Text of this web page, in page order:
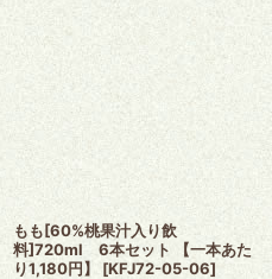
もも[60%桃果汁入り飲
料]720ml 6本セット 【一本あた
り1,180円】
[KFJ72-05-06]